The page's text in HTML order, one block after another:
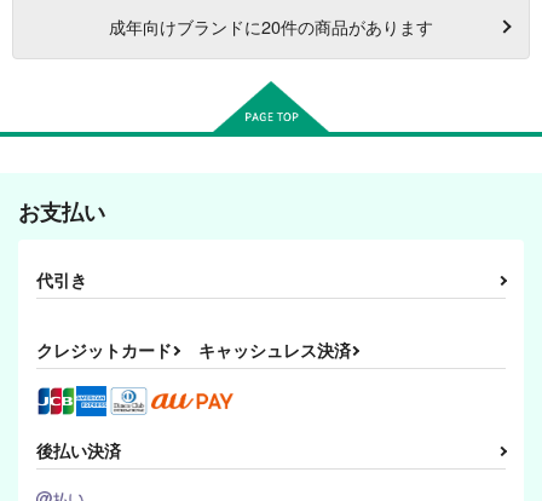
成年向けブランドに20件の商品があります
お支払い
代引き
クレジットカード キャッシュレス決済
後払い決済